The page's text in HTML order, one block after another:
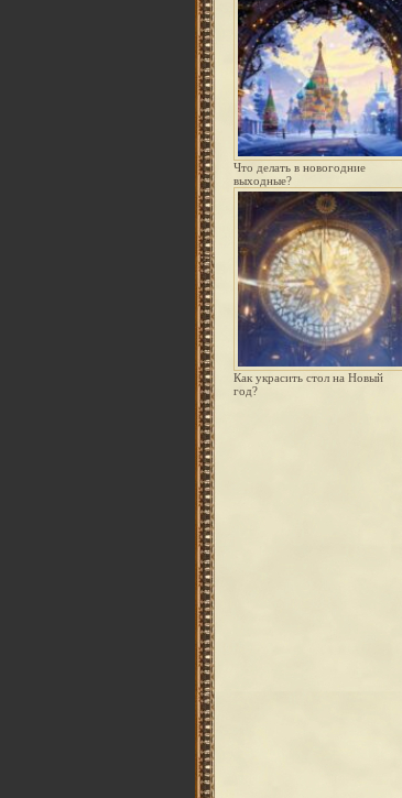
Что делать в новогодние
выходные?
Как украсить стол на Новый
год?